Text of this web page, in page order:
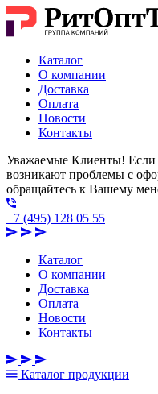
Каталог
О компании
Доставка
Оплата
Новости
Контакты
Уважаемые Клиенты! Если
возникают проблемы с
обращайтесь к Вашему
+7 (495) 128 05 55
Каталог
О компании
Доставка
Оплата
Новости
Контакты
Каталог продукции